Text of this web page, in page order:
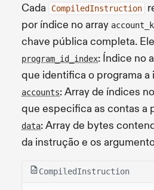
Cada
CompiledInstruction
por índice no array
chave pública completa.
program_id_index: Índice no
que identifica o programa a
accounts: Array de índices
que especifica as contas a
data: Array de bytes
da instrução e os
CompiledInstruction